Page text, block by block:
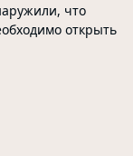
что
открыть